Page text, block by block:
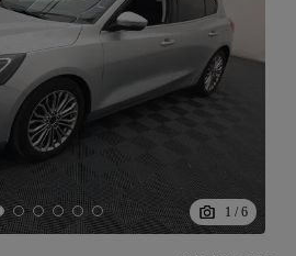
1 / 6